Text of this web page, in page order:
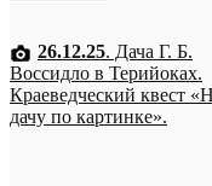
26.12.25. Дача Г. Б.
Воссидло в Терийоках.
Краеведческий квест
дачу по картинке».